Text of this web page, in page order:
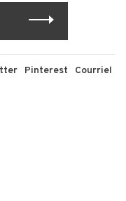
Pinterest Courriel